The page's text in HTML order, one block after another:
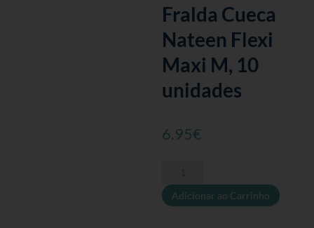
Fralda Cueca
Nateen Flexi
Maxi M, 10
unidades
6.95€
Fralda
Adicionar ao Carrinho